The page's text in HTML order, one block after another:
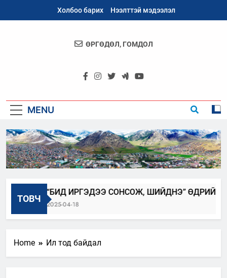
Холбоо барих Нээлттэй мэдээлэл
Архангай
ӨРГӨДӨЛ, ГОМДОЛ
MENU
ТОВЧ
“БИД ИРГЭДЭЭ СОНСОЖ, ШИЙДНЭ” ӨДРИЙГ
2025-04-18
Home Ил тод байдал